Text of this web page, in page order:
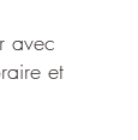
avec
et